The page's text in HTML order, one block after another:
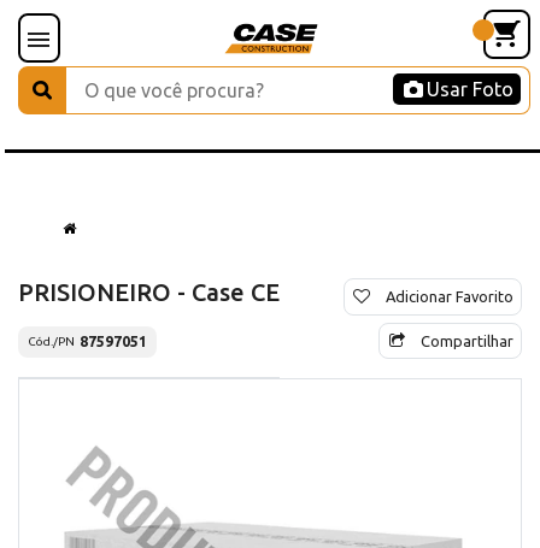
Usar Foto
PRISIONEIRO - Case CE
Cód./PN 87597051
Adicionar Favorito
Compartilhar